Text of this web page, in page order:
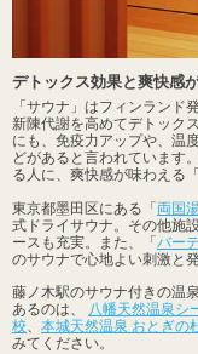
デトックス効果と爽快感
「サウナ」はフィンランド
新陳代謝を高めてデトック
にも、免疫力アップや、温
どがあると言われています
る人に、爽快感が味わえる
東京都墨田区にある「 両国
式ドライサウナ。その他施
ースも充実。また、「 バー
のサウナで心地よい刺激と
藤ノ木駅のサウナ付きの温
あるのは、 八幡天然温泉シ
校、 本城天然温泉 おとぎの
みてください。